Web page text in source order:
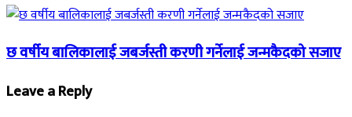
छ वर्षीय बालिकालाई जबर्जस्ती करणी गर्नेलाई जन्मकैदको सजाए
Leave a Reply